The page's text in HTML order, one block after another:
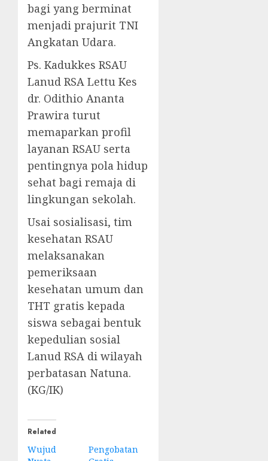
bagi yang berminat
menjadi prajurit TNI
Angkatan Udara.
Ps. Kadukkes RSAU
Lanud RSA Lettu Kes
dr. Odithio Ananta
Prawira turut
memaparkan profil
layanan RSAU serta
pentingnya pola hidup
sehat bagi remaja di
lingkungan sekolah.
Usai sosialisasi, tim
kesehatan RSAU
melaksanakan
pemeriksaan
kesehatan umum dan
THT gratis kepada
siswa sebagai bentuk
kepedulian sosial
Lanud RSA di wilayah
perbatasan Natuna.
(KG/IK)
Related
Wujud
Pengobatan